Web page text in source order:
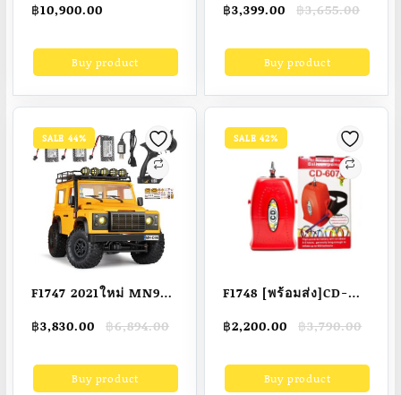
Arcade Building Kit
(2,651 Pieces)
฿10,900.00
Buy product
การ์ดฟุตบอลแมตช์แอ
ทแทคคอมพลีทเซต
฿3,655.00
Original
was:
฿3,655.00.
฿3,399.00
Current
is:
฿3,399.00.Buy product
SALE 44%
F1747 2021ใหม่ MN98
รุ่น RTR รถบังคับวิทยุ
รีโมทคอนโทรลรถ
฿6,894.00
Original
was:
฿6,894.00.
฿3,830.00
Current
is:
฿3,830.00.Buy product
SALE 42%
F1748 [พร้อมส่ง]CD-
ขนาดจิ๋ว ลูกโป่งวิเศษ
ยาว เครื่องเติมลมแบบ
฿3,790.00
Original
was:
฿3,790.00.
฿2,200.00
Current
is:
฿2,200.00.Buy product